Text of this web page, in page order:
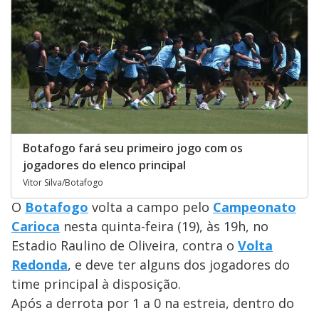
Botafogo fará seu primeiro jogo com os
jogadores do elenco principal
Vitor Silva/Botafogo
O Botafogo volta a campo pelo Campeonato
Carioca nesta quinta-feira (19), às 19h, no
Estadio Raulino de Oliveira, contra o Volta
Redonda, e deve ter alguns dos jogadores do
time principal à disposição.
Após a derrota por 1 a 0 na estreia, dentro do